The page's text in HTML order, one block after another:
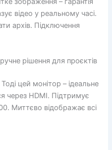
відео у реальному часі.
архів. Підключення
рішення для проєктів
цей монітор – ідеальне
через HDMI. Підтримує
Миттєво відображає всі